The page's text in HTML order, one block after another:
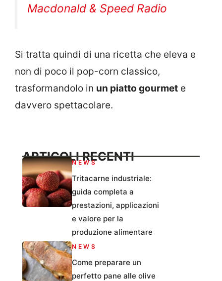
Macdonald & Speed Radio
Si tratta quindi di una ricetta che eleva e
non di poco il pop-corn classico,
trasformandolo in un piatto gourmet e
davvero spettacolare.
ARTICOLI RECENTI
NEWS
Tritacarne industriale:
guida completa a
prestazioni, applicazioni
e valore per la
produzione alimentare
NEWS
Come preparare un
perfetto pane alle olive